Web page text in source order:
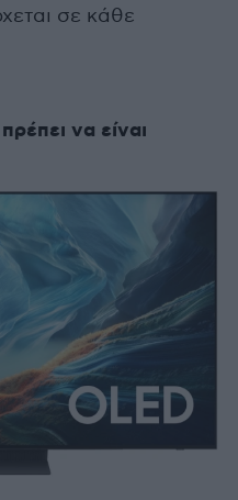
σε κάθε
να είναι